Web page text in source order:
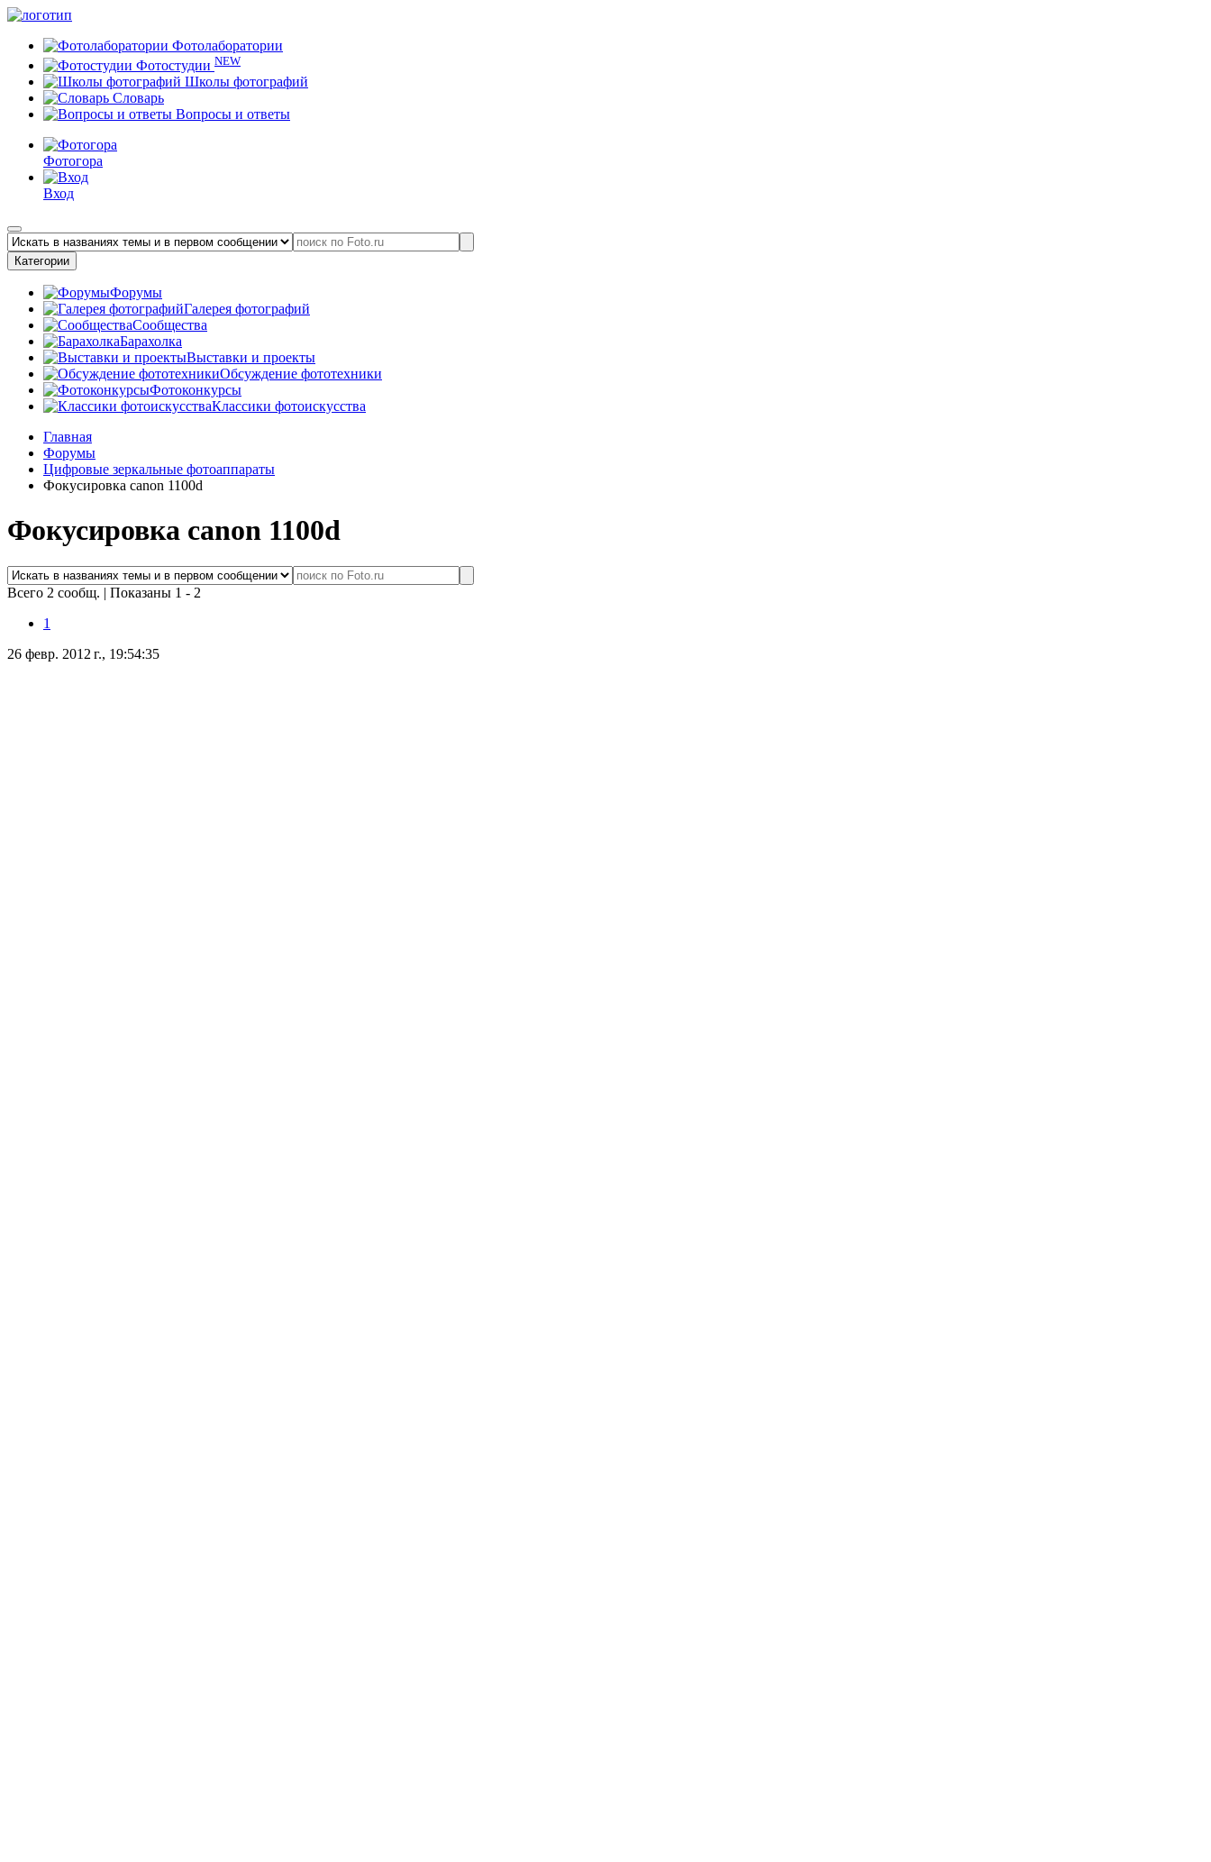
Фотолаборатории
Фотостудии NEW
Школы фотографий
Словарь
Вопросы и ответы
Фотогора
Вход
Категории
Форумы
Галерея фотографий
Сообщества
Барахолка
Выставки и проекты
Обсуждение фототехники
Фотоконкурсы
Классики фотоискусства
Главная
Форумы
Цифровые зеркальные фотоаппараты
Фокусировка canon 1100d
Фокусировка canon 1100d
Всего 2 сообщ. | Показаны 1 - 2
1
26 февр. 2012 г., 19:54:35